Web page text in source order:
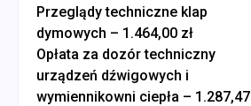
Przeglądy techniczne klap
dymowych – 1.464,00 zł
Opłata za dozór techniczny
urządzeń dźwigowych i
wymiennikowni ciepła – 1.287,47